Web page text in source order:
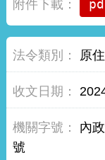
原
內
號